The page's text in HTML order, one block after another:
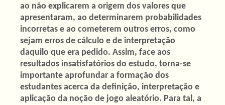
ao não explicarem a origem dos valores que
apresentaram, ao determinarem probabilidades
incorretas e ao cometerem outros erros, como
sejam erros de cálculo e de interpretação
daquilo que era pedido. Assim, face aos
resultados insatisfatórios do estudo, torna-se
importante aprofundar a formação dos
estudantes acerca da definição, interpretação e
aplicação da noção de jogo aleatório. Para tal, a